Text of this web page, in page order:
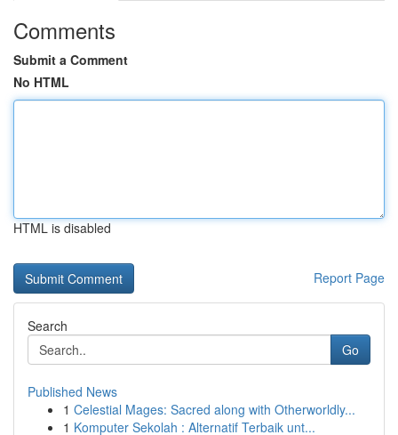
Comments
Submit a Comment
No HTML
HTML is disabled
Report Page
Search
Go
Published News
1 Celestial Mages: Sacred along with Otherworldly...
1 Komputer Sekolah : Alternatif Terbaik unt...